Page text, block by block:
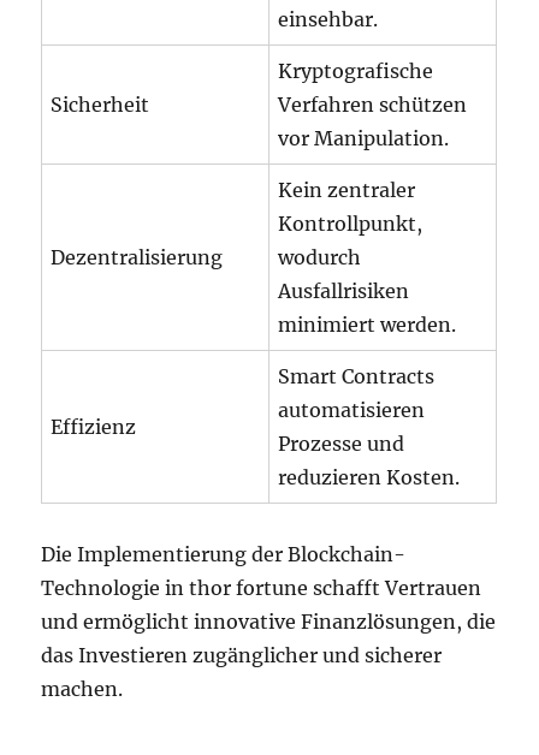
einsehbar.
Sicherheit
Kryptografische
Verfahren schützen
vor Manipulation.
Dezentralisierung
Kein zentraler
Kontrollpunkt,
wodurch
Ausfallrisiken
minimiert werden.
Effizienz
Smart Contracts
automatisieren
Prozesse und
reduzieren Kosten.
Die Implementierung der Blockchain-
Technologie in thor fortune schafft Vertrauen
und ermöglicht innovative Finanzlösungen, die
das Investieren zugänglicher und sicherer
machen.